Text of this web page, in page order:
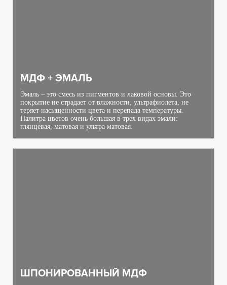
МДФ + ЭМАЛЬ
Эмаль – это смесь из пигментов и лаковой основы. Это
покрытие не страдает от влажности, ультрафиолета, не
теряет насыщенности цвета и перепада температуры.
Палитра цветов очень большая в трех видах эмали:
глянцевая, матовая и ультра матовая.
ШПОНИРОВАННЫЙ МДФ